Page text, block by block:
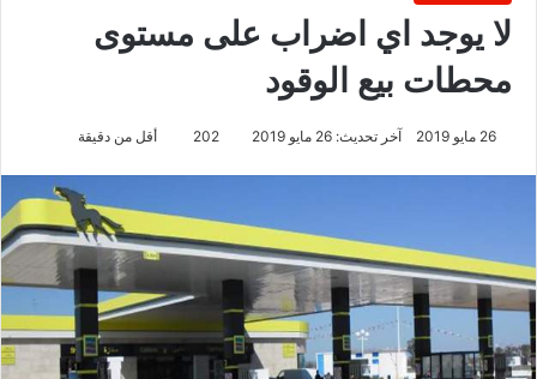
لا يوجد اي اضراب على مستوى
محطات بيع الوقود
26 مايو 2019 آخر تحديث: 26 مايو 2019 202 أقل من دقيقة